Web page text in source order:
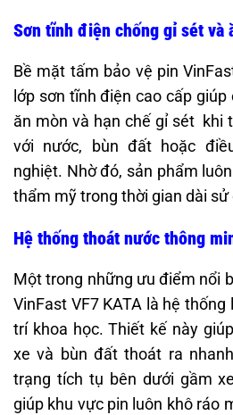
Sơn tĩnh điện chống gỉ sét và
Bề mặt tấm bảo vệ pin
lớp sơn tĩnh điện cao cấp
ăn mòn và hạn chế gỉ sét khi
với nước, bùn đất hoặc
nghiệt. Nhờ đó, sản phẩm
thẩm mỹ trong thời gian dài sử
Hệ thống thoát nước thông
Một trong những ưu điểm nổi
VinFast VF7 KATA là hệ
trí khoa học. Thiết kế này
xe và bùn đất thoát ra
trạng tích tụ bên dưới gầm
giúp khu vực pin luôn khô ráo